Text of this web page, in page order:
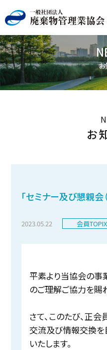
お
お
「セミナー及び懇親会
2023.05.22 会員TOPIX
平素より当協会の事
のご理解ご協力を賜
さて、このたび、正
交流及び情報交換を
いたします。